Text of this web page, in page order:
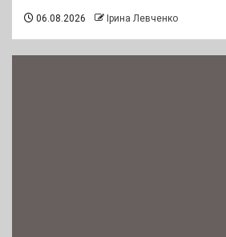
06.08.2026 Ірина Левченко